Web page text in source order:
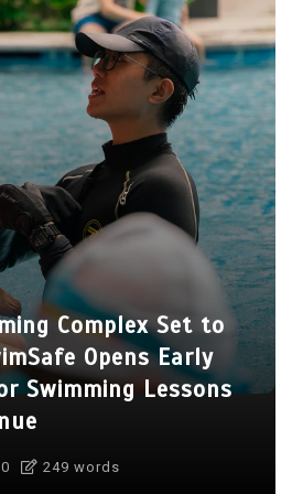
Complex Set to
Opens Early
Swimming Lessons
0 249 words